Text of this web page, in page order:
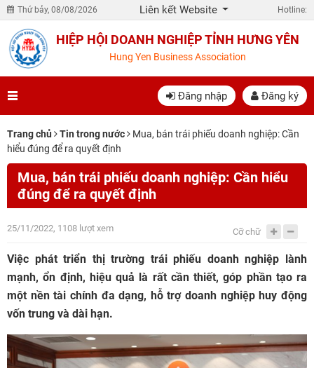
Thứ bảy, 08/08/2026 Liên kết Website Hotline:
HIỆP HỘI DOANH NGHIỆP TỈNH HƯNG YÊN
Hung Yen Business Association
Đăng nhập Đăng ký
Trang chủ Tin trong nước
Mua, bán trái phiếu doanh nghiệp: Cần
hiểu đúng để ra quyết định
Mua, bán trái phiếu doanh nghiệp: Cần hiểu
đúng để ra quyết định
25/11/2022, 1108 lượt xem Cỡ chữ
Việc phát triển thị trường trái phiếu doanh nghiệp lành
mạnh, ổn định, hiệu quả là rất cần thiết, góp phần tạo ra
một nền tài chính đa dạng, hỗ trợ doanh nghiệp huy động
vốn trung và dài hạn.